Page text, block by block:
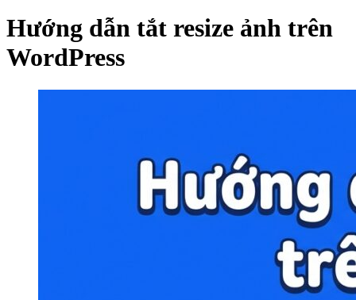
Hướng dẫn tắt resize ảnh trên
WordPress